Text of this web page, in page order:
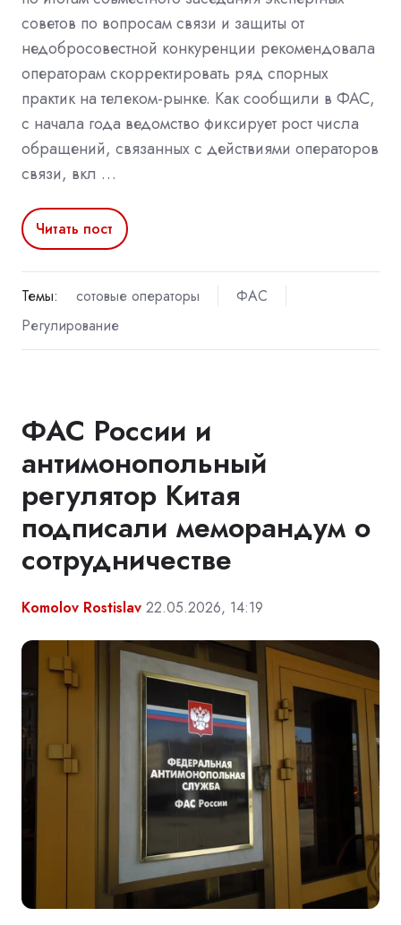
советов по вопросам связи и защиты от
недобросовестной конкуренции рекомендовала
операторам скорректировать ряд спорных
практик на телеком-рынке. Как сообщили в ФАС,
с начала года ведомство фиксирует рост числа
обращений, связанных с действиями операторов
связи, вкл …
Читать пост
Темы: сотовые операторы
ФАС
Регулирование
ФАС России и
антимонопольный
регулятор Китая
подписали меморандум о
сотрудничестве
Komolov Rostislav 22.05.2026, 14:19